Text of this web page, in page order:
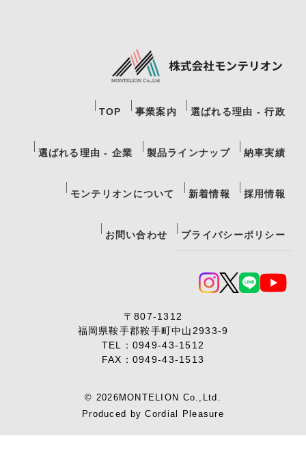
TOP 事業案内 選ばれる理由 - 行政
選ばれる理由 - 企業 製品ラインナップ 納車実績
モンテリオンについて 新着情報 採用情報
お問い合わせ プライバシーポリシー
〒807-1312
福岡県鞍手郡鞍手町中山2933-9
TEL： 0949-43-1512
FAX：0949-43-1513
© 2026MONTELION Co.,Ltd.
Produced byCordial Pleasure